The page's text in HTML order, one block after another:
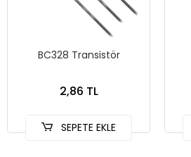
BC328 Transistör
2,86 TL
SEPETE EKLE